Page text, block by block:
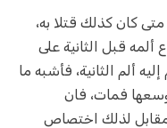
كان كذلك قتلا به،
ألمه قبل الثانية على
ألم الثانية، فأشبه ما
فمات، فان
لذلك اختصاص